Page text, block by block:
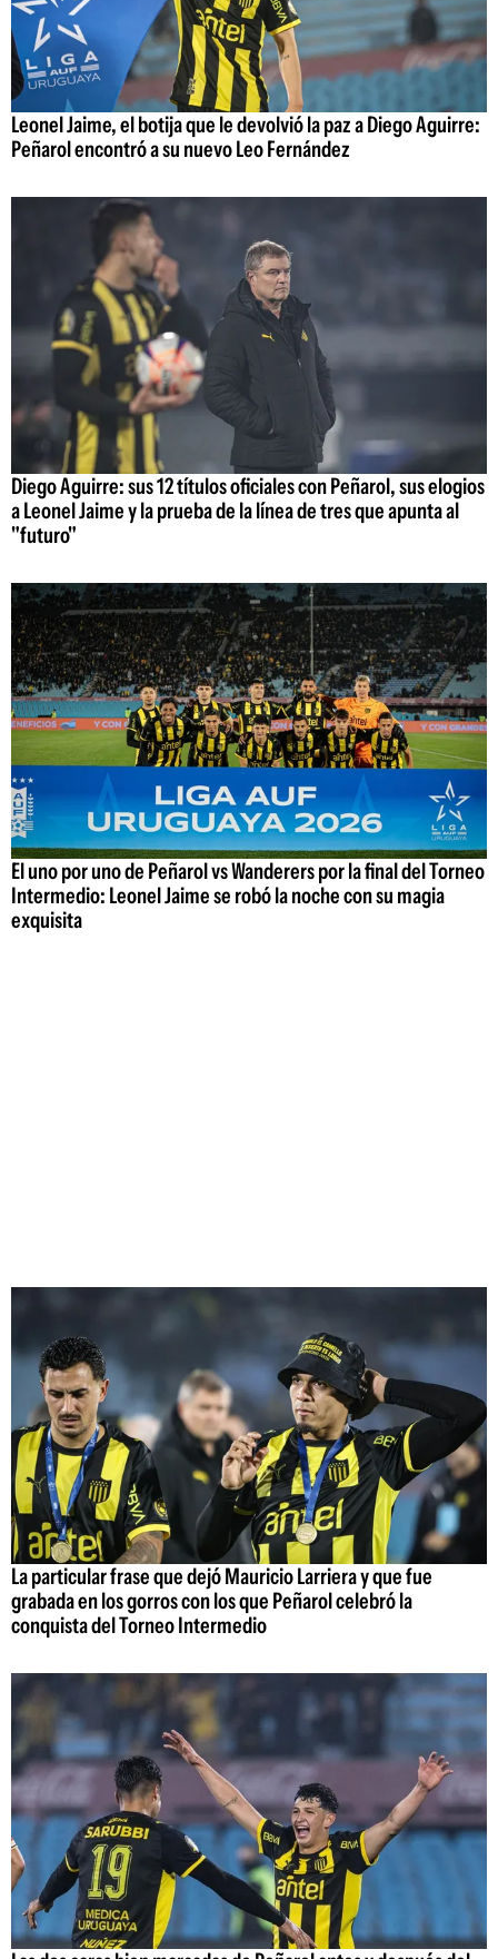
Leonel Jaime, el botija que le devolvió la paz a Diego Aguirre:
Peñarol encontró a su nuevo Leo Fernández
Diego Aguirre: sus 12 títulos oficiales con Peñarol, sus elogios
a Leonel Jaime y la prueba de la línea de tres que apunta al
"futuro"
El uno por uno de Peñarol vs Wanderers por la final del Torneo
Intermedio: Leonel Jaime se robó la noche con su magia
exquisita
La particular frase que dejó Mauricio Larriera y que fue
grabada en los gorros con los que Peñarol celebró la
conquista del Torneo Intermedio